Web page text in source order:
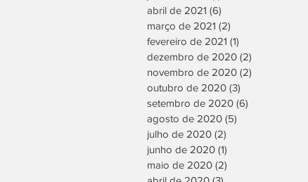
abril de 2021 (6)
março de 2021 (2)
fevereiro de 2021 (1)
dezembro de 2020 (2)
novembro de 2020 (2)
outubro de 2020 (3)
setembro de 2020 (6)
agosto de 2020 (5)
julho de 2020 (2)
junho de 2020 (1)
maio de 2020 (2)